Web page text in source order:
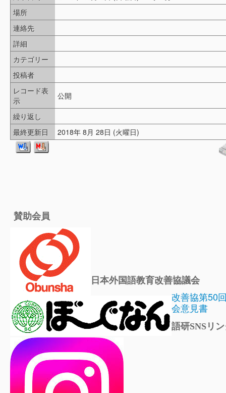
場所
連絡先
詳細
カテゴリー
投稿者
レコード表
示
公開
繰り返し
最終更新日
2018年 8月 28日 (火曜日)
賛助会員
日本外国語教育改善協議会
改善協第50
会意見書
語研SNSリ